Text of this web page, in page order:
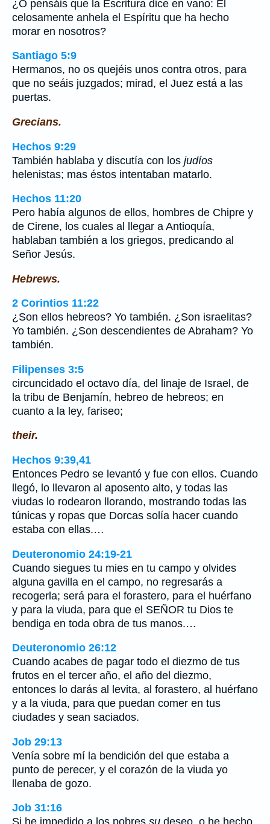
¿O pensáis que la Escritura dice en vano: El
celosamente anhela el Espíritu que ha hecho
morar en nosotros?
Santiago 5:9
Hermanos, no os quejéis unos contra otros, para
que no seáis juzgados; mirad, el Juez está a las
puertas.
Grecians.
Hechos 9:29
También hablaba y discutía con los judíos
helenistas; mas éstos intentaban matarlo.
Hechos 11:20
Pero había algunos de ellos, hombres de Chipre y
de Cirene, los cuales al llegar a Antioquía,
hablaban también a los griegos, predicando al
Señor Jesús.
Hebrews.
2 Corintios 11:22
¿Son ellos hebreos? Yo también. ¿Son israelitas?
Yo también. ¿Son descendientes de Abraham? Yo
también.
Filipenses 3:5
circuncidado el octavo día, del linaje de Israel, de
la tribu de Benjamín, hebreo de hebreos; en
cuanto a la ley, fariseo;
their.
Hechos 9:39,41
Entonces Pedro se levantó y fue con ellos. Cuando
llegó, lo llevaron al aposento alto, y todas las
viudas lo rodearon llorando, mostrando todas las
túnicas y ropas que Dorcas solía hacer cuando
estaba con ellas.…
Deuteronomio 24:19-21
Cuando siegues tu mies en tu campo y olvides
alguna gavilla en el campo, no regresarás a
recogerla; será para el forastero, para el huérfano
y para la viuda, para que el SEÑOR tu Dios te
bendiga en toda obra de tus manos.…
Deuteronomio 26:12
Cuando acabes de pagar todo el diezmo de tus
frutos en el tercer año, el año del diezmo,
entonces lo darás al levita, al forastero, al huérfano
y a la viuda, para que puedan comer en tus
ciudades y sean saciados.
Job 29:13
Venía sobre mí la bendición del que estaba a
punto de perecer, y el corazón de la viuda yo
llenaba de gozo.
Job 31:16